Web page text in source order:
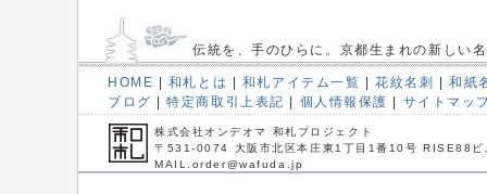
伝統を、手のひらに。京都生まれの新しい
HOME | 和札とは | 和札アイテム一覧 | 花紋名刺 | 和紙
ブログ | 特定商取引上表記 | 個人情報保護 | サイトマッ
株式会社オンデオマ 和札プロジェクト
〒531-0074 大阪市北区本庄東1丁目1番10号 RISE88ビ
MAIL.order@wafuda.jp